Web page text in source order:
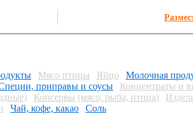
Мясо птицы Яйцо Молочная
приправы и соусы Концентраты и
Консервы (мясо, рыба, птица)
Чай, кофе, какао Соль